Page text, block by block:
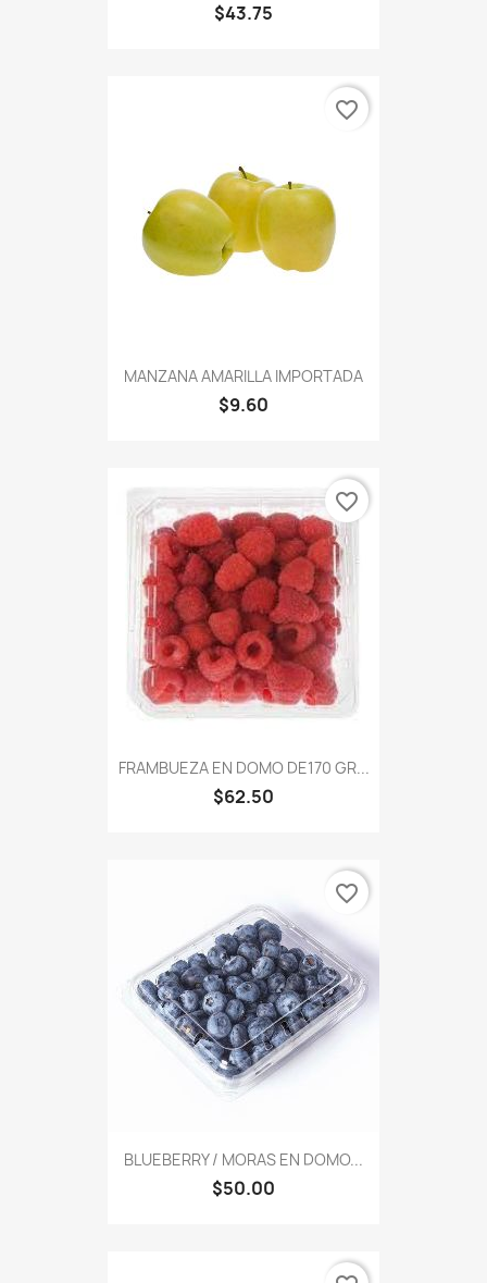
$43.75
MANZANA AMARILLA IMPORTADA
$9.60
favorite_border
FRAMBUEZA EN DOMO DE170 GR...
$62.50
favorite_border
BLUEBERRY / MORAS EN DOMO...
$50.00
favorite_border